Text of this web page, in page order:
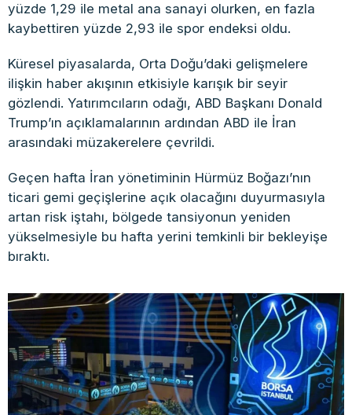
yüzde 1,29 ile metal ana sanayi olurken, en fazla
kaybettiren yüzde 2,93 ile spor endeksi oldu.
Küresel piyasalarda, Orta Doğu’daki gelişmelere
ilişkin haber akışının etkisiyle karışık bir seyir
gözlendi. Yatırımcıların odağı, ABD Başkanı Donald
Trump’ın açıklamalarının ardından ABD ile İran
arasındaki müzakerelere çevrildi.
Geçen hafta İran yönetiminin Hürmüz Boğazı’nın
ticari gemi geçişlerine açık olacağını duyurmasıyla
artan risk iştahı, bölgede tansiyonun yeniden
yükselmesiyle bu hafta yerini temkinli bir bekleyişe
bıraktı.